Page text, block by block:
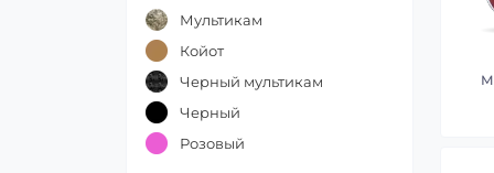
Мультикам
Койот
Черный мультикам
Черный
Розовый